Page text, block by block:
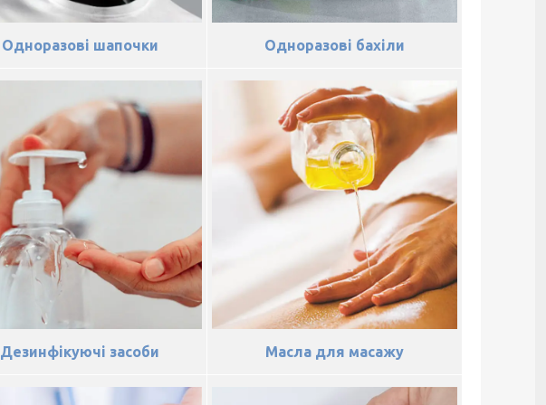
Одноразові шапочки Одноразові бахіли
Дезинфікуючі засоби Масла для масажу